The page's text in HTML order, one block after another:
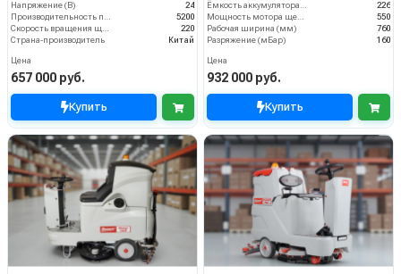
Напряжение (В)
24
Производительность по площади (м2/ч)
5200
Скорость вращения щётки (об/мин)
220
Страна-производитель
Китай
Цена
657 000 руб.
Купить
Ёмкость аккумулятора (Ач)
226
Мощность мотора щеток
550
Рабочая ширина (мм)
760
Разряжение (мБар)
160
Цена
932 000 руб.
Купить